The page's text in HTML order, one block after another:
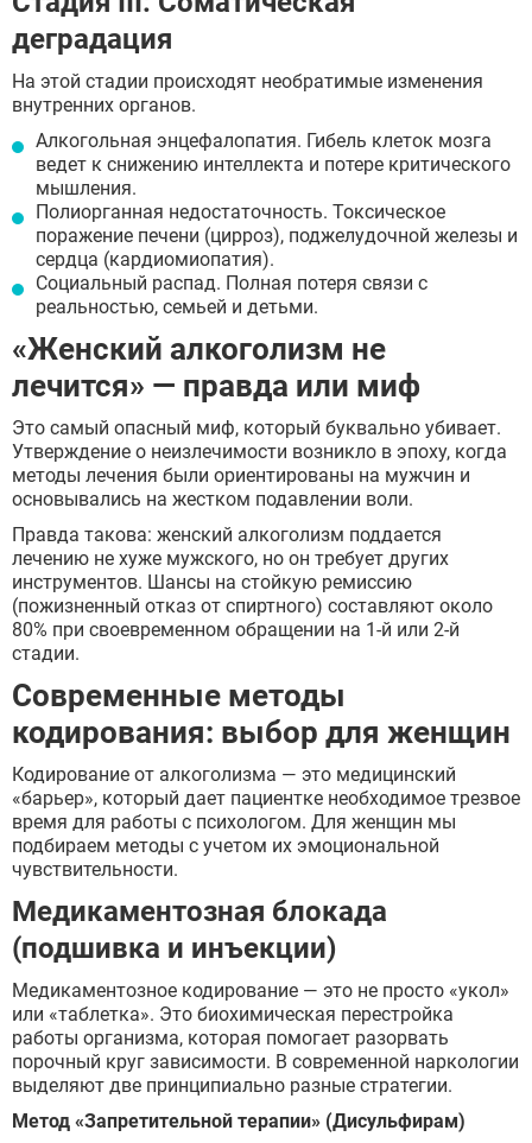
деградация
На этой стадии происходят необратимые изменения
внутренних органов.
Алкогольная энцефалопатия. Гибель клеток мозга
ведет к снижению интеллекта и потере критического
мышления.
Полиорганная недостаточность. Токсическое
поражение печени (цирроз), поджелудочной железы и
сердца (кардиомиопатия).
Социальный распад. Полная потеря связи с
реальностью, семьей и детьми.
«Женский алкоголизм не
лечится» — правда или миф
Это самый опасный миф, который буквально убивает.
Утверждение о неизлечимости возникло в эпоху, когда
методы лечения были ориентированы на мужчин и
основывались на жестком подавлении воли.
Правда такова: женский алкоголизм поддается
лечению не хуже мужского, но он требует других
инструментов. Шансы на стойкую ремиссию
(пожизненный отказ от спиртного) составляют около
80% при своевременном обращении на 1-й или 2-й
стадии.
Современные методы
кодирования: выбор для женщин
Кодирование от алкоголизма — это медицинский
«барьер», который дает пациентке необходимое трезвое
время для работы с психологом. Для женщин мы
подбираем методы с учетом их эмоциональной
чувствительности.
Медикаментозная блокада
(подшивка и инъекции)
Медикаментозное кодирование — это не просто «укол»
или «таблетка». Это биохимическая перестройка
работы организма, которая помогает разорвать
порочный круг зависимости. В современной наркологии
выделяют две принципиально разные стратегии.
Метод «Запретительной терапии» (Дисульфирам)